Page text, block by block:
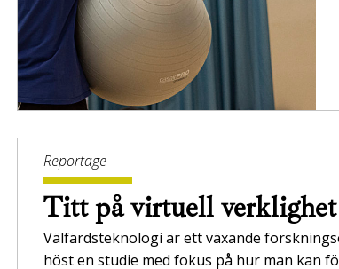
Reportage
Titt på virtuell verklighet
Välfärdsteknologi är ett växande
höst en studie med fokus på hur man kan